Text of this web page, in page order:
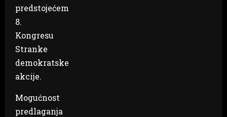
predstojećem
8.
Kongresu
Stranke
demokratske
akcije.
Mogućnost
predlaganja